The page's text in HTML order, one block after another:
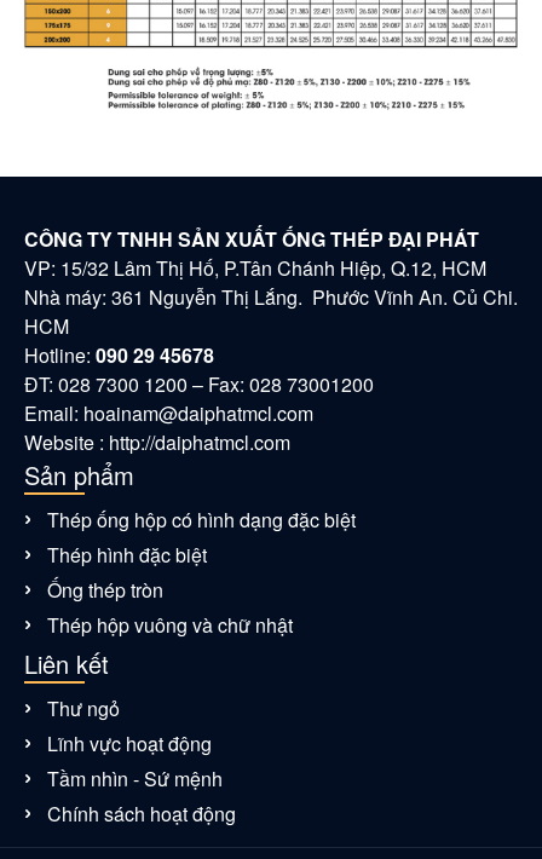
CÔNG TY TNHH SẢN XUẤT ỐNG THÉP ĐẠI PHÁT
VP: 15/32 Lâm Thị Hố, P.Tân Chánh Hiệp, Q.12, HCM
Nhà máy: 361 Nguyễn Thị Lắng. Phước Vĩnh An. Củ Chi.
HCM
Hotline: 090 29 45678
ĐT: 028 7300 1200 – Fax: 028 73001200
Email: hoainam@daiphatmcl.com
Website : http://daiphatmcl.com
Sản phẩm
Thép ống hộp có hình dạng đặc biệt
Thép hình đặc biệt
Ống thép tròn
Thép hộp vuông và chữ nhật
Liên kết
Thư ngỏ
Lĩnh vực hoạt động
Tầm nhìn - Sứ mệnh
Chính sách hoạt động